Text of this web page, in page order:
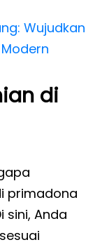
Wujudkan
di
primadona
sini, Anda